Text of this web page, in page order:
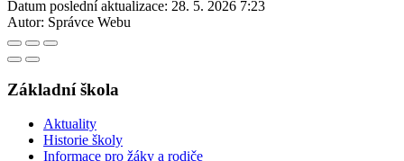
Datum poslední aktualizace: 28. 5. 2026 7:23
Autor: Správce Webu
Základní škola
Aktuality
Historie školy
Informace pro žáky a rodiče